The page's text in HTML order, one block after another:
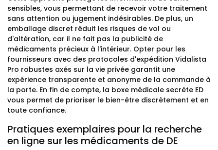
sensibles, vous permettant de recevoir votre traitement
sans attention ou jugement indésirables. De plus, un
emballage discret réduit les risques de vol ou
d'altération, car il ne fait pas la publicité de
médicaments précieux à l'intérieur. Opter pour les
fournisseurs avec des protocoles d'expédition Vidalista
Pro robustes axés sur la vie privée garantit une
expérience transparente et anonyme de la commande à
la porte. En fin de compte, la boxe médicale secrète ED
vous permet de prioriser le bien-être discrètement et en
toute confiance.
Pratiques exemplaires pour la recherche
en ligne sur les médicaments de DE